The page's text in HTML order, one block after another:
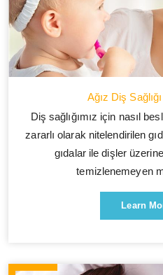
Ağız Diş
Diş sağlığımız için nasıl
zararlı olarak nitelendirilen
gıdalar ile dişler
temizlenemeyen
Learn